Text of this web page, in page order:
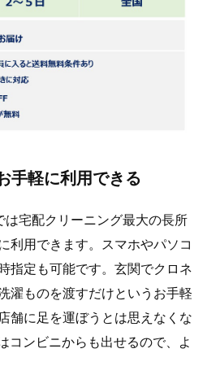
手軽に利用できる
は宅配クリーニング最大の長所
利用できます。スマホやパソコ
指定も可能です。玄関でクロネ
濯ものを渡すだけというお手軽
舗に足を運ぼうとは思えなくな
コンビニからも出せるので、よ